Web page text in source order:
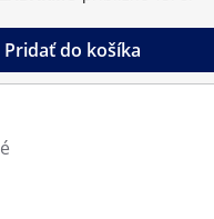
Pridať do košíka